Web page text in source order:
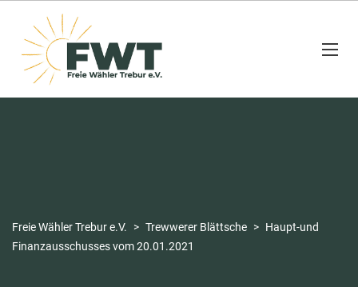
Freie Wähler Trebur e.V. > Trewwerer Blättsche > Haupt-und
Finanzausschusses vom 20.01.2021